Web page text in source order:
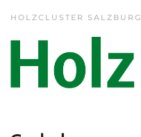
HOLZCLUSTER SALZBURG